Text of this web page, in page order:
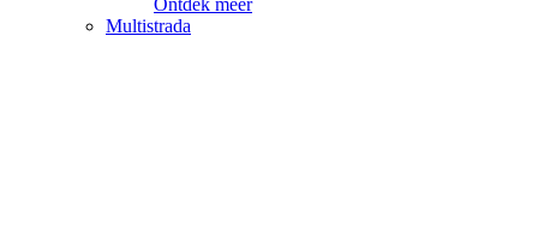
Multistrada